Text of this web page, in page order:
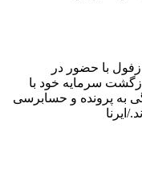
با حضور در
سرمایه خود با
پرونده و حسابرسی